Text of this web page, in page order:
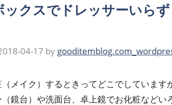
ックスでドレッサーいら
04-17 by
メイク）するときってどこでしています
（鏡台）や洗面台、卓上鏡でお化粧などい